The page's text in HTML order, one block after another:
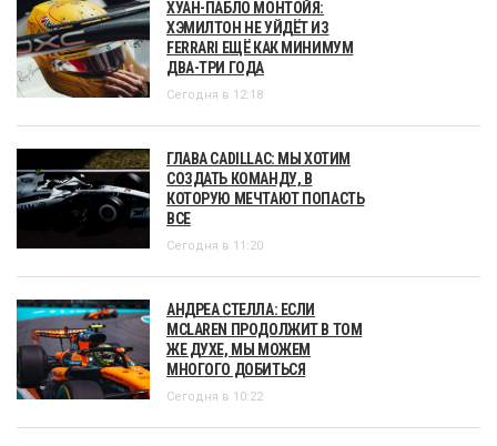
ХУАН-ПАБЛО МОНТОЙЯ:
ХЭМИЛТОН НЕ УЙДЁТ ИЗ
FERRARI ЕЩЁ КАК МИНИМУМ
ДВА-ТРИ ГОДА
Сегодня в 12:18
ГЛАВА CADILLAC: МЫ ХОТИМ
СОЗДАТЬ КОМАНДУ, В
КОТОРУЮ МЕЧТАЮТ ПОПАСТЬ
ВСЕ
Сегодня в 11:20
АНДРЕА СТЕЛЛА: ЕСЛИ
MCLAREN ПРОДОЛЖИТ В ТОМ
ЖЕ ДУХЕ, МЫ МОЖЕМ
МНОГОГО ДОБИТЬСЯ
Сегодня в 10:22